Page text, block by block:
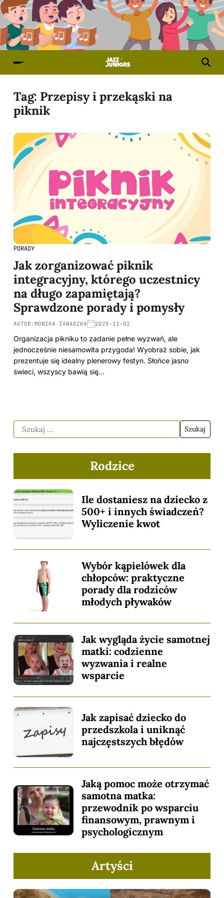
Tag: Przepisy i przekąski na
piknik
PORADY
Jak zorganizować piknik
integracyjny, którego uczestnicy
na długo zapamiętają?
Sprawdzone porady i pomysły
AUTOR: MONIKA ZAWADZKA 2025-11-02
Organizacja pikniku to zadanie pełne wyzwań, ale
jednocześnie niesamowita przygoda! Wyobraź sobie, jak
prezentuje się idealny plenerowy festyn. Słońce jasno
świeci, wszyscy bawią się…
Rodzice
Ile dostaniesz na dziecko z
500+ i innych świadczeń?
Wyliczenie kwot
Wybór kąpielówek dla
chłopców: praktyczne
porady dla rodziców
młodych pływaków
Jak wygląda życie samotnej
matki: codzienne
wyzwania i realne
wsparcie
Jak zapisać dziecko do
przedszkola i uniknąć
najczęstszych błędów
Jaką pomoc może otrzymać
samotna matka:
przewodnik po wsparciu
finansowym, prawnym i
psychologicznym
Artyści